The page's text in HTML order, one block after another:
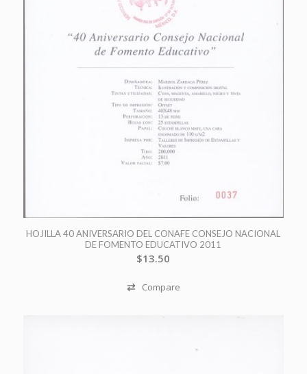
HOJILLA 40 ANIVERSARIO DEL CONAFE CONSEJO NACIONAL
DE FOMENTO EDUCATIVO 2011
$13.50
Compare